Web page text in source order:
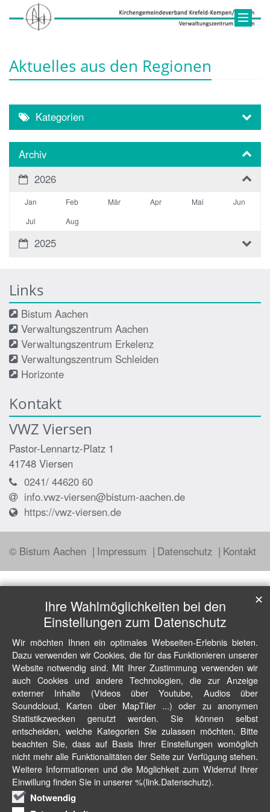
Aktuelles aus den Regionen
Kategorien
Archiv
2026
Jan Feb Mär Apr Mai
Jun
Jul
Aug
2025
Links
Bistum Aachen
Verwaltungszentrum Aachen
Verwaltungszentrum Erkelenz
Verwaltungszentrum Schleiden
Horizonte
Kontakt
VWZ Viersen
Pastor-Lennartz-Platz 1
41748 Viersen
0241/ 44620 60
info.vwz-viersen@bistum-aachen.de
https://vwz-viersen.de
© Bistum Aachen Impressum Datenschutz Kontakt
Ihre Wahlmöglichkeiten bei den
Einstellungen zum Datenschutz
Wir möchten Ihnen ein optimales Webseiten-Erlebnis bieten.
Dazu verwenden wir Cookies, die für das Funktionieren unserer
Website notwendig sind. Mit Ihrer Zustimmung verwenden wir
auch Cookies und andere Technologien, die zur Anzeige
externer Inhalte (Videos über Youtube, Audios über
Soundcloud, Karten über MapTiler ...) oder zu anonymen
Statistikzwecken genutzt werden. Sie können selbst
entscheiden, welche Kategorien Sie zulassen möchten. Bitte
beachten Sie, dass auf Basis Ihrer Einstellungen womöglich
nicht mehr alle Funktionalitäten der Seite zur Verfügung stehen.
Weitere Informationen und die Möglichkeit zum Widerruf Ihrer
Einwillung finden Sie in unserer %(link.Datenschutz).
Notwendig
✕